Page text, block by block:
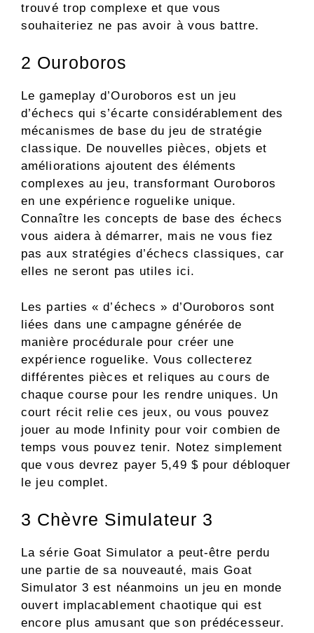
trouvé trop complexe et que vous
souhaiteriez ne pas avoir à vous battre.
2 Ouroboros
Le gameplay d’Ouroboros est un jeu
d’échecs qui s’écarte considérablement des
mécanismes de base du jeu de stratégie
classique. De nouvelles pièces, objets et
améliorations ajoutent des éléments
complexes au jeu, transformant Ouroboros
en une expérience roguelike unique.
Connaître les concepts de base des échecs
vous aidera à démarrer, mais ne vous fiez
pas aux stratégies d’échecs classiques, car
elles ne seront pas utiles ici.
Les parties « d’échecs » d’Ouroboros sont
liées dans une campagne générée de
manière procédurale pour créer une
expérience roguelike. Vous collecterez
différentes pièces et reliques au cours de
chaque course pour les rendre uniques. Un
court récit relie ces jeux, ou vous pouvez
jouer au mode Infinity pour voir combien de
temps vous pouvez tenir. Notez simplement
que vous devrez payer 5,49 $ pour débloquer
le jeu complet.
3 Chèvre Simulateur 3
La série Goat Simulator a peut-être perdu
une partie de sa nouveauté, mais Goat
Simulator 3 est néanmoins un jeu en monde
ouvert implacablement chaotique qui est
encore plus amusant que son prédécesseur.